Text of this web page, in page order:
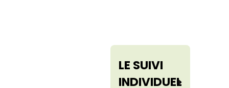
LE SUIVI
INDIVIDUEL